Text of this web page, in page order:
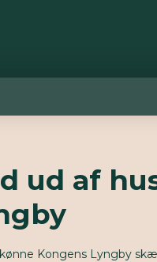
ud af
Kongens Lyngby